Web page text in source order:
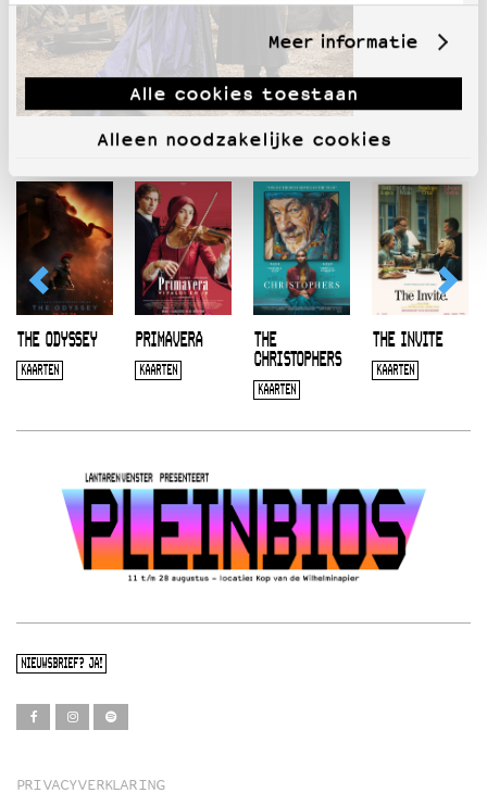
Meer informatie
Alle cookies toestaan
Alleen noodzakelijke cookies
THE ODYSSEY
KAARTEN
PRIMAVERA
KAARTEN
THE
CHRISTOPHERS
KAARTEN
THE INVITE
KAARTEN
NIEUWSBRIEF? JA!
PRIVACYVERKLARING